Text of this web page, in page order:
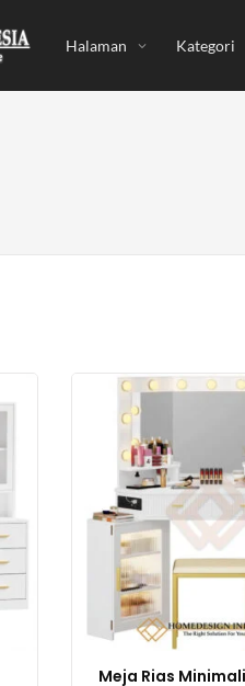
Halaman Kategori
Meja Rias